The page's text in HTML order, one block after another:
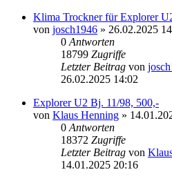
Klima Trockner für Explorer
von josch1946 » 26.02.2025
0 Antworten
18799 Zugriffe
Letzter Beitrag von
26.02.2025 14:02
Explorer U2 Bj. 11/98, 500,-
von Klaus Henning »
0 Antworten
18372 Zugriffe
Letzter Beitrag von
14.01.2025 20:16